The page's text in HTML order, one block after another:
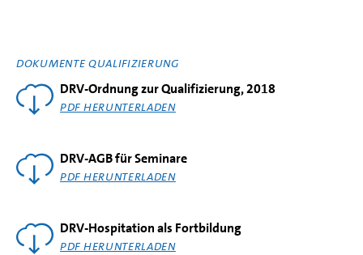
DOKUMENTE QUALIFIZIERUNG
DRV-Ordnung zur Qualifizierung, 2018
PDF HERUNTERLADEN
DRV-AGB für Seminare
PDF HERUNTERLADEN
DRV-Hospitation als Fortbildung
PDF HERUNTERLADEN